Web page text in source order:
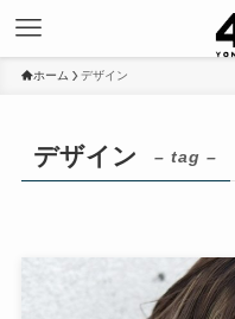
ホーム デザイン
デザイン – tag –